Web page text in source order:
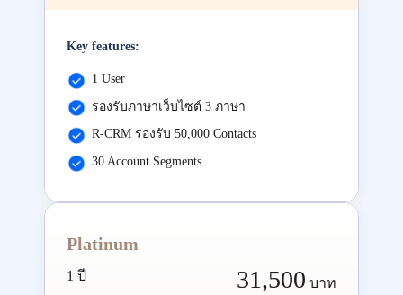
Key features:
1 User
รองรับภาษาเว็บไซต์ 3 ภาษา
R-CRM รองรับ 50,000 Contacts
30 Account Segments
Platinum
1 ปี 31,500 บาท